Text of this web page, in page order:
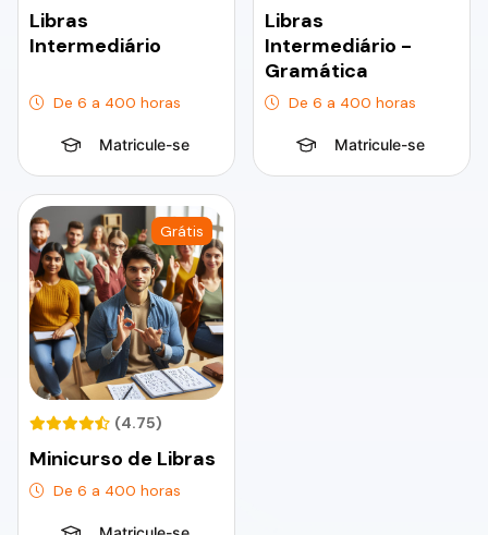
Libras
Intermediário
De 6 a 400 horas
Matricule-se
Libras
Intermediário -
Gramática
De 6 a 400 horas
Matricule-se
Grátis
(4.75)
Minicurso de Libras
De 6 a 400 horas